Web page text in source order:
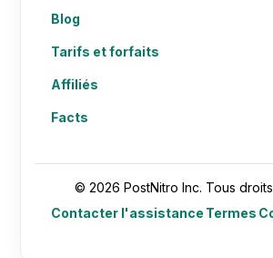
Blog
Tarifs et forfaits
Affiliés
Facts
© 2026 PostNitro Inc. Tous
Contacter l'assistance Termes